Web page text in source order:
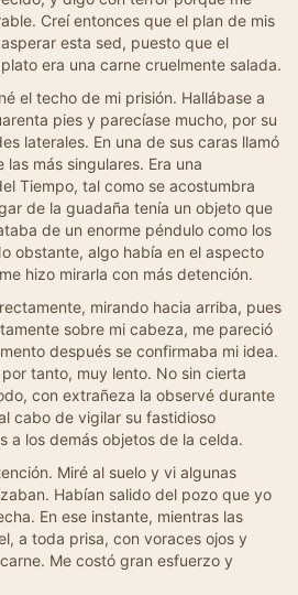
Creí entonces que el plan de mis
esta sed, puesto que el
era una carne cruelmente salada.
el techo de mi prisión. Hallábase a
pies y parecíase mucho, por su
laterales. En una de sus caras llamó
más singulares. Era una
Tiempo, tal como se acostumbra
de la guadaña tenía un objeto que
de un enorme péndulo como los
obstante, algo había en el aspecto
hizo mirarla con más detención.
mirando hacia arriba, pues
sobre mi cabeza, me pareció
después se confirmaba mi idea.
tanto, muy lento. No sin cierta
con extrañeza la observé durante
cabo de vigilar su fastidioso
a los demás objetos de la celda.
Miré al suelo y vi algunas
Habían salido del pozo que yo
En ese instante, mientras las
a toda prisa, con voraces ojos y
Me costó gran esfuerzo y